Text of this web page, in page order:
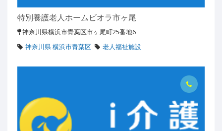
特別養護老人ホームビオラ市ヶ尾
神奈川県横浜市青葉区市ヶ尾町25番地6
神奈川県 横浜市青葉区
老人福祉施設